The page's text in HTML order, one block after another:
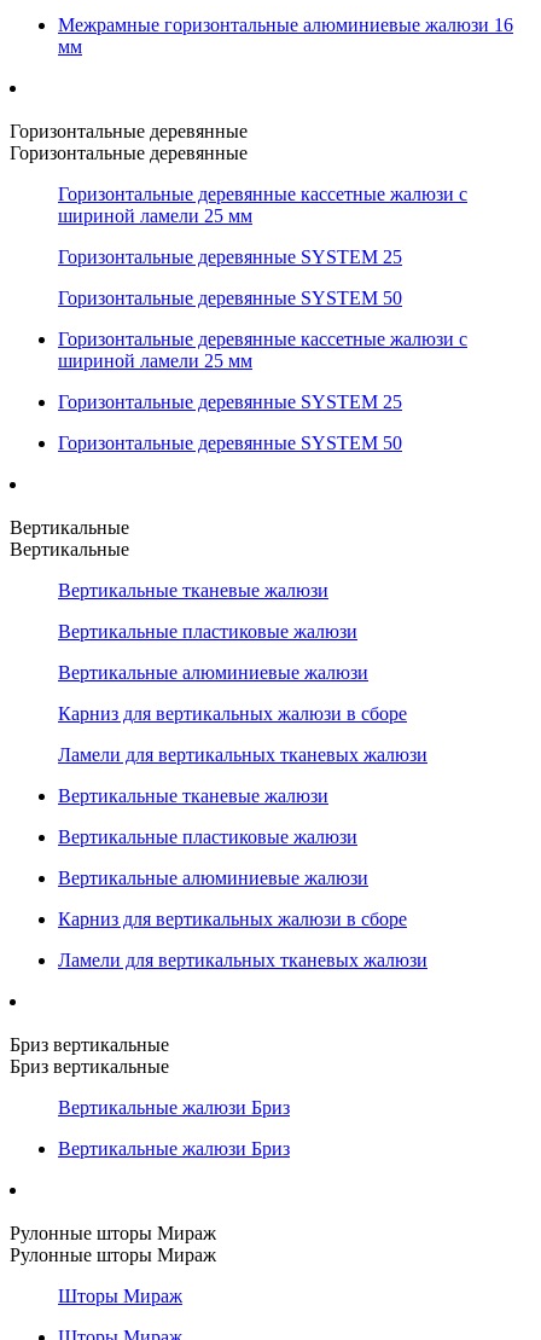
Межрамные горизонтальные алюминиевые жалюзи 16
мм
Горизонтальные деревянные
Горизонтальные деревянные
Горизонтальные деревянные кассетные жалюзи с
шириной ламели 25 мм
Горизонтальные деревянные SYSTEM 25
Горизонтальные деревянные SYSTEM 50
Горизонтальные деревянные кассетные жалюзи с
шириной ламели 25 мм
Горизонтальные деревянные SYSTEM 25
Горизонтальные деревянные SYSTEM 50
Вертикальные
Вертикальные
Вертикальные тканевые жалюзи
Вертикальные пластиковые жалюзи
Вертикальные алюминиевые жалюзи
Карниз для вертикальных жалюзи в сборе
Ламели для вертикальных тканевых жалюзи
Вертикальные тканевые жалюзи
Вертикальные пластиковые жалюзи
Вертикальные алюминиевые жалюзи
Карниз для вертикальных жалюзи в сборе
Ламели для вертикальных тканевых жалюзи
Бриз вертикальные
Бриз вертикальные
Вертикальные жалюзи Бриз
Вертикальные жалюзи Бриз
Рулонные шторы Мираж
Рулонные шторы Мираж
Шторы Мираж